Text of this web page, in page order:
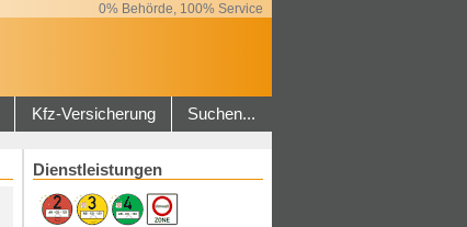
0% Behörde, 100% Service
Kfz-Versicherung Suchen...
Dienstleistungen